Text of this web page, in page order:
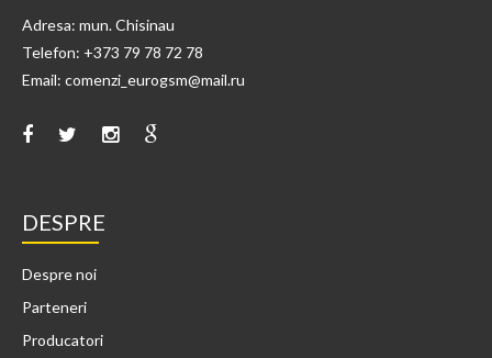
Adresa: mun. Chisinau
Telefon: +373 79 78 72 78
Email: comenzi_eurogsm@mail.ru
DESPRE
Despre noi
Parteneri
Producatori